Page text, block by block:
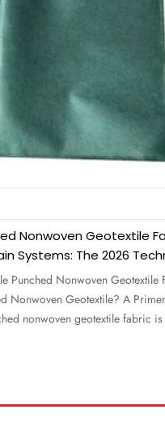
Nonwoven Geotextile
Systems: The 2026
Punched Nonwoven Geotextile
Nonwoven Geotextile? A
nonwoven geotextile fabric is
polypropylene or polyester
through two sequential